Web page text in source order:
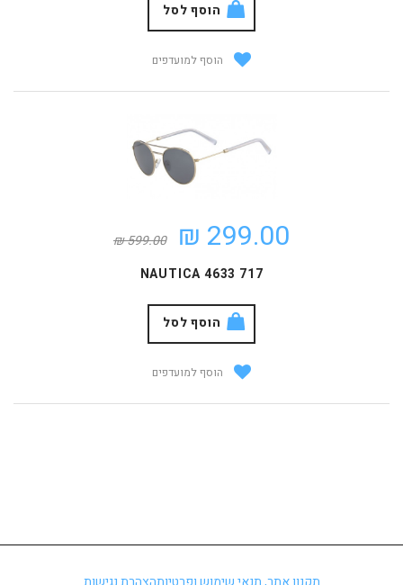
הוסף לסל
הוסף למועדפים
299.00 ₪
599.00 ₪
NAUTICA 4633 717
הוסף לסל
הוסף למועדפים